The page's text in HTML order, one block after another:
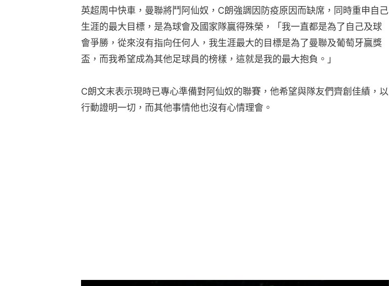
英超周中快車，曼聯將鬥阿仙奴，C朗強調因防疫原因而缺席，同時重申自己
生涯的最大目標，是為球會及國家隊贏得殊榮，「我一直都是為了自己及球
會爭勝，從來沒有指向任何人，我生涯最大的目標是為了曼聯及葡萄牙贏獎
盃，而我希望成為其他足球員的榜樣，這就是我的最大抱負。」
C朗文末表示現時已專心準備對阿仙奴的聯賽，他希望與隊友們齊創佳績，以
行動證明一切，而其他事情他也沒有心情理會。